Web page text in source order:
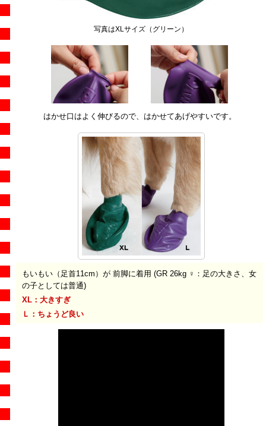
写真はXLサイズ（グリーン）
はかせ口はよく伸びるので、はかせてあげやすいです。
もいもい（足首11cm）が 前脚に着用 (GR 26kg ♀：足の大きさ、女
の子としては普通)
XL：大きすぎ
Ｌ：ちょうど良い